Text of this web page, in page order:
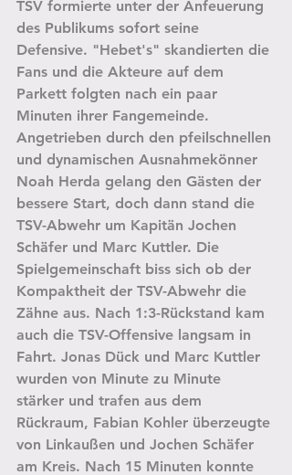
TSV formierte unter der Anfeuerung
des Publikums sofort seine
Defensive. "Hebet's" skandierten die
Fans und die Akteure auf dem
Parkett folgten nach ein paar
Minuten ihrer Fangemeinde.
Angetrieben durch den pfeilschnellen
und dynamischen Ausnahmekönner
Noah Herda gelang den Gästen der
bessere Start, doch dann stand die
TSV-Abwehr um Kapitän Jochen
Schäfer und Marc Kuttler. Die
Spielgemeinschaft biss sich ob der
Kompaktheit der TSV-Abwehr die
Zähne aus. Nach 1:3-Rückstand kam
auch die TSV-Offensive langsam in
Fahrt. Jonas Dück und Marc Kuttler
wurden von Minute zu Minute
stärker und trafen aus dem
Rückraum, Fabian Kohler überzeugte
von Linkaußen und Jochen Schäfer
am Kreis. Nach 15 Minuten konnte